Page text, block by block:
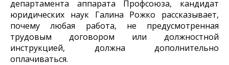
департамента аппарата Профсоюза, кандидат
юридических наук Галина Рожко рассказывает,
почему любая работа, не предусмотренная
трудовым договором или должностной
инструкцией, должна дополнительно
оплачиваться.